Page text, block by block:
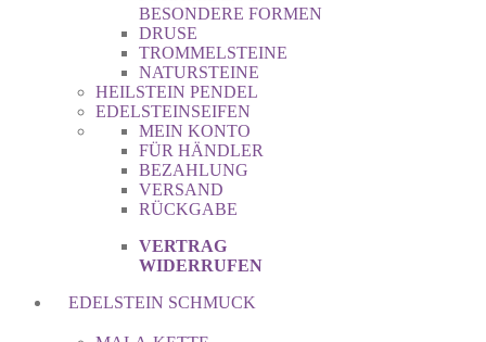
BESONDERE FORMEN
DRUSE
TROMMELSTEINE
NATURSTEINE
HEILSTEIN PENDEL
EDELSTEINSEIFEN
MEIN KONTO
FÜR HÄNDLER
BEZAHLUNG
VERSAND
RÜCKGABE
VERTRAG
WIDERRUFEN
EDELSTEIN SCHMUCK